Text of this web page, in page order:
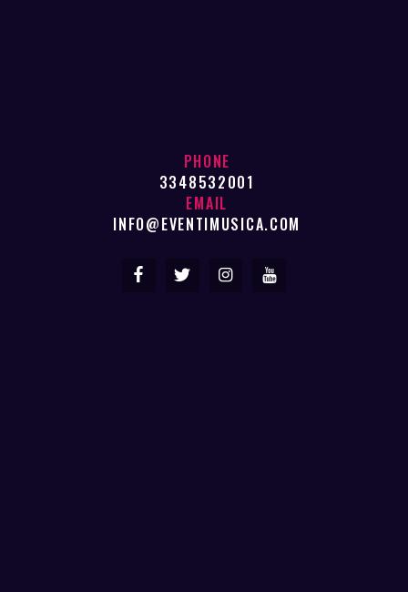
PHONE
3348532001
EMAIL
INFO@EVENTIMUSICA.COM